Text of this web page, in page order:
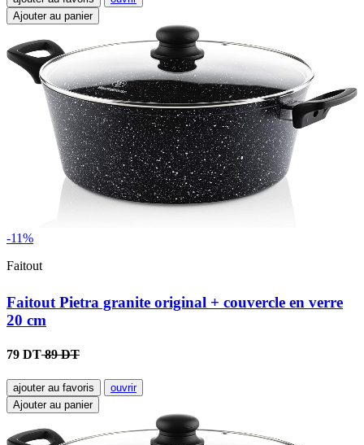
Ajouter au panier
-11%
Faitout
Faitout Pietra granite original + couvercle en verre
20 cm
79 DT89 DT
ajouter au favoris
ouvrir
Ajouter au panier